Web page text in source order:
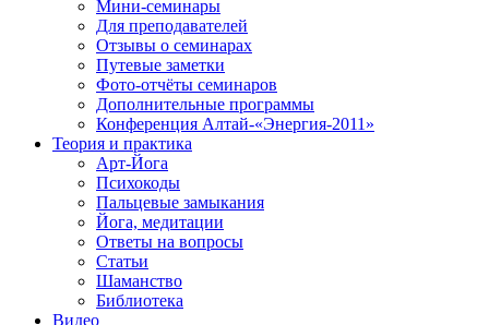
Мини-семинары
Для преподавателей
Отзывы о семинарах
Путевые заметки
Фото-отчёты семинаров
Дополнительные программы
Конференция Алтай-«Энергия-2011»
Теория и практика
Арт-Йога
Психокоды
Пальцевые замыкания
Йога, медитации
Ответы на вопросы
Статьи
Шаманство
Библиотека
Видео